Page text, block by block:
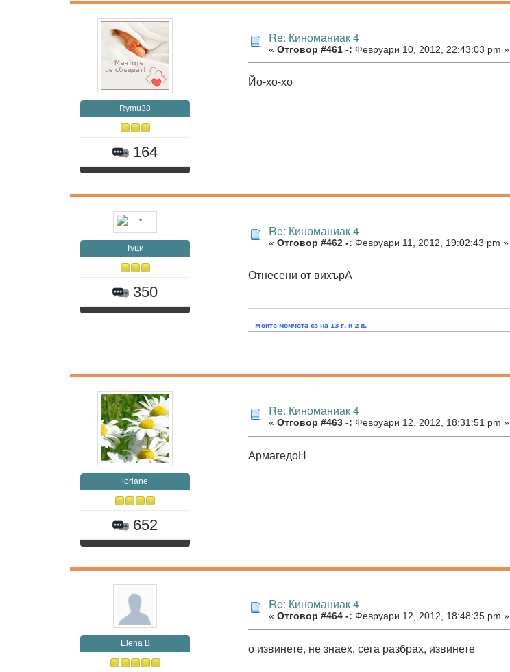
Rymu38
164
Re: Киноманиак 4
« Отговор #461 -: Февруари 10, 2012, 22:43:03 pm »
Йо-хо-хо
Туци
350
Re: Киноманиак 4
« Отговор #462 -: Февруари 11, 2012, 19:02:43 pm »
Отнесени от вихърА
loriane
652
Re: Киноманиак 4
« Отговор #463 -: Февруари 12, 2012, 18:31:51 pm »
АрмагедоН
Elena B
Re: Киноманиак 4
« Отговор #464 -: Февруари 12, 2012, 18:48:35 pm »
о извинете, не знаех, сега разбрах, извинете